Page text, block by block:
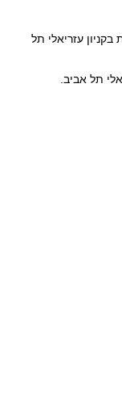
עזריאלי תל
תל אביב.